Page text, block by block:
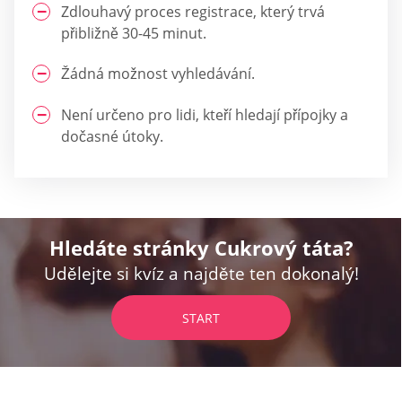
Zdlouhavý proces registrace, který trvá
přibližně 30-45 minut.
Žádná možnost vyhledávání.
Není určeno pro lidi, kteří hledají přípojky a
dočasné útoky.
Hledáte stránky Cukrový táta?
Udělejte si kvíz a najděte ten dokonalý!
START